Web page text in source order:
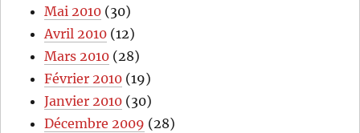
Mai 2010 (30)
Avril 2010 (12)
Mars 2010 (28)
Février 2010 (19)
Janvier 2010 (30)
Décembre 2009 (28)